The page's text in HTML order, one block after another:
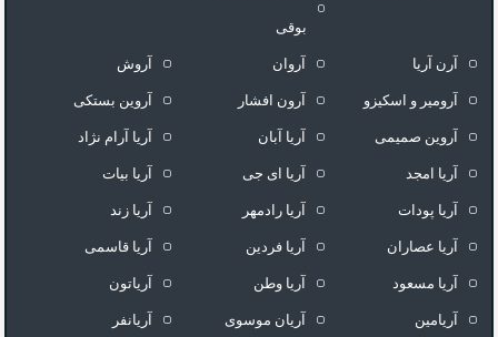
بوقی
آرن آریا آروان آروش
آرومیر و اسکیزو آرون افشار آروین بستکی
آروین صمیمی آریا آبان آریا آرام نژاد
آریا امجد آریا ای جی آریا بیات
آریا پودات آریا رادمهر آریا زند
آریا عصاران آریا فردین آریا قاسمی
آریا مسعود آریا وطن آریاتون
آریامین آریان موسوی آریانفر